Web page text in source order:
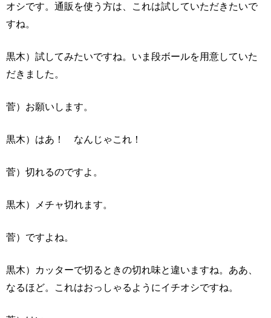
オシです。通販を使う方は、これは試していただきたいで
すね。
黒木）試してみたいですね。いま段ボールを用意していた
だきました。
菅）お願いします。
黒木）はあ！ なんじゃこれ！
菅）切れるのですよ。
黒木）メチャ切れます。
菅）ですよね。
黒木）カッターで切るときの切れ味と違いますね。ああ、
なるほど。これはおっしゃるようにイチオシですね。